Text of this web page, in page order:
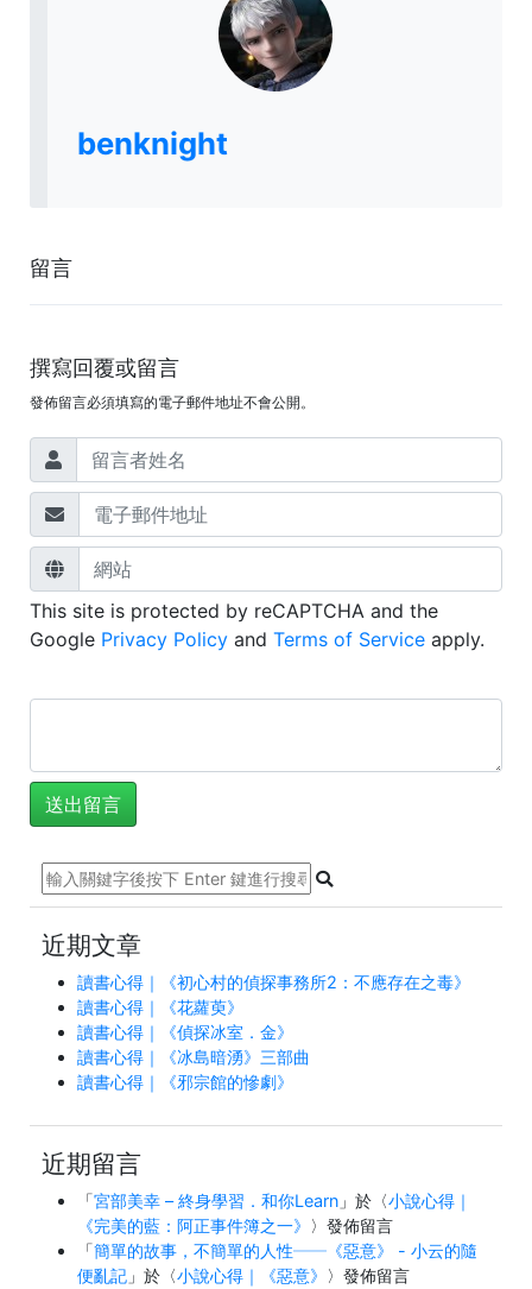
benknight
留言
撰寫回覆或留言
發佈留言必須填寫的電子郵件地址不會公開。
This site is protected by reCAPTCHA and the
Google Privacy Policy and Terms of Service apply.
近期文章
讀書心得｜《初心村的偵探事務所2：不應存在之毒》
讀書心得｜《花蘿萸》
讀書心得｜《偵探冰室．金》
讀書心得｜《冰島暗湧》三部曲
讀書心得｜《邪宗館的慘劇》
近期留言
「宮部美幸 – 終身學習．和你Learn 」於〈小說心得｜
《完美的藍：阿正事件簿之一》 〉發佈留言
「簡單的故事，不簡單的人性──《惡意》 - 小云的隨
便亂記 」於〈小說心得｜《惡意》 〉發佈留言